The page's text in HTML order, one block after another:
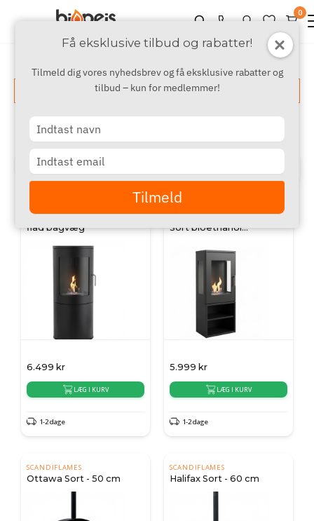
Få eksklusive tilbud og rabatter!
Tilmeld dig vores nyhedsbrev og få eksklusive rabatter og
tilbud – kun for medlemmer!
Type
your
name
Type
your
email
Tilmeld
0
Vis filter
Produkter
1 2 3
Richmond - Biopejs med
flad bagvæg
6.499 kr
LÆG I KURV
1-2 dage
SCANDIFLAMES
Cheyenne Fritstående -
Sort bioethanol
5.999 kr
LÆG I KURV
1-2 dage
SCANDIFLAMES
Ottawa Sort - 50 cm
SCANDIFLAMES
Halifax Sort - 60 cm